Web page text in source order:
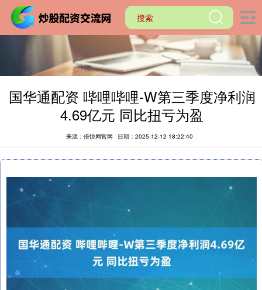
国华通配资 哔哩哔哩-W第三季度净利润
4.69亿元 同比扭亏为盈
来源：倍悦网官网 日期：2025-12-12 18:22:40